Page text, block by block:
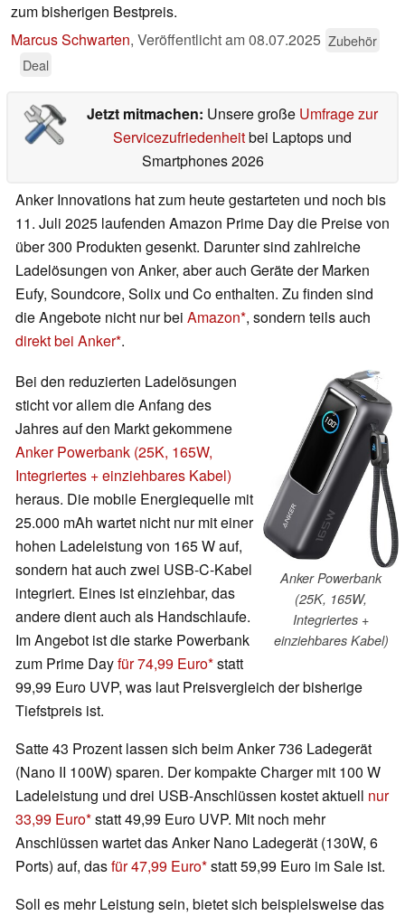
zum bisherigen Bestpreis.
Marcus Schwarten, Veröffentlicht am08.07.2025 Zubehör
Deal
Jetzt mitmachen: Unsere große Umfrage zur
Servicezufriedenheitbei Laptops und
Smartphones 2026
Anker Innovations hat zum heute gestarteten und noch bis
11. Juli 2025 laufenden Amazon Prime Day die Preise von
über 300 Produkten gesenkt. Darunter sind zahlreiche
Ladelösungen von Anker, aber auch Geräte der Marken
Eufy, Soundcore, Solix und Co enthalten. Zu finden sind
die Angebote nicht nur bei Amazon , sondern teils auch
direkt bei Anker .
Anker Powerbank
(25K, 165W,
Integriertes +
einziehbares Kabel)
Bei den reduzierten Ladelösungen
sticht vor allem die Anfang des
Jahres auf den Markt gekommene
Anker Powerbank (25K, 165W,
Integriertes + einziehbares Kabel)
heraus. Die mobile Energiequelle mit
25.000 mAh wartet nicht nur mit einer
hohen Ladeleistung von 165 W auf,
sondern hat auch zwei USB-C-Kabel
integriert. Eines ist einziehbar, das
andere dient auch als Handschlaufe.
Im Angebot ist die starke Powerbank
zum Prime Dayfür 74,99 Euro statt
99,99 Euro UVP, was laut Preisvergleich der bisherige
Tiefstpreis ist.
Satte 43 Prozent lassen sich beim Anker 736 Ladegerät
(Nano II 100W) sparen. Der kompakte Charger mit 100 W
Ladeleistung und drei USB-Anschlüssen kostet aktuell nur
33,99 Euro statt 49,99 Euro UVP. Mit noch mehr
Anschlüssen wartet das Anker Nano Ladegerät (130W, 6
Ports) auf, dasfür 47,99 Euro statt 59,99 Euro im Sale ist.
Soll es mehr Leistung sein, bietet sich beispielsweise das